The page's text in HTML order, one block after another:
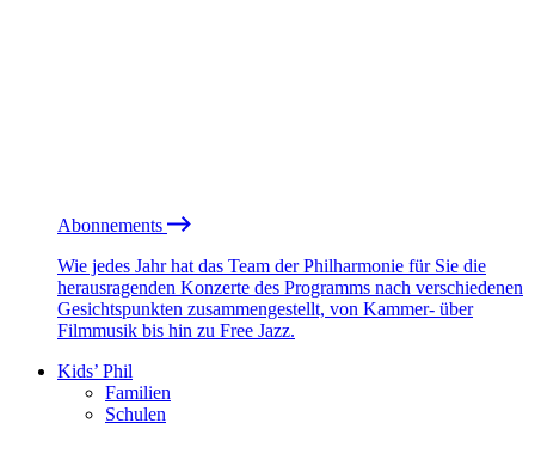
Abonnements
Wie jedes Jahr hat das Team der Philharmonie für Sie die
herausragenden Konzerte des Programms nach verschiedenen
Gesichtspunkten zusammengestellt, von Kammer- über
Filmmusik bis hin zu Free Jazz.
Kids’ Phil
Familien
Schulen